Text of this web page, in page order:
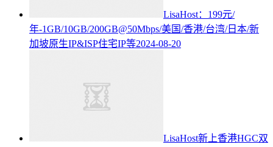
LisaHost：199元/
年-1GB/10GB/200GB@50Mbps/美国/香港/台湾/日本/新
加坡原生IP&ISP住宅IP等2024-08-20
LisaHost新上香港HGC双